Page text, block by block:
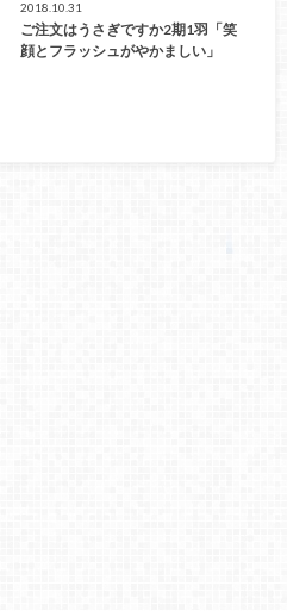
2018.10.31
ご注文はうさぎですか2期1羽「笑
顔とフラッシュがやかましい」